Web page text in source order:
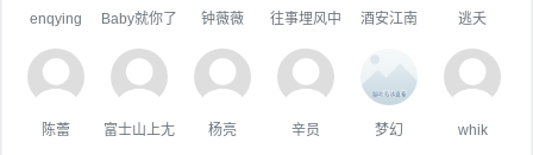
enqying Baby就你了 钟薇薇 往事埋风中 酒安江南 逃夭
陈蕾 富士山上尢 杨亮 辛员 梦幻 whik